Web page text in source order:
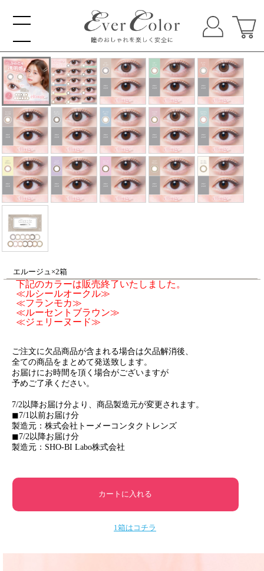
エルージュ×2箱
下記のカラーは販売終了いたしました。
≪ルシールオークル≫
≪フランモカ≫
≪ルーセントブラウン≫
≪ジェリーヌード≫
ご注文に欠品商品が含まれる場合は欠品解消後、
全ての商品をまとめて発送致します。
お届けにお時間を頂く場合がございますが
予めご了承ください。
7/2以降お届け分より、商品製造元が変更されます。
◼︎7/1以前お届け分
製造元：株式会社トーメーコンタクトレンズ
◼︎7/2以降お届け分
製造元：SHO-BI Labo株式会社
1箱はコチラ